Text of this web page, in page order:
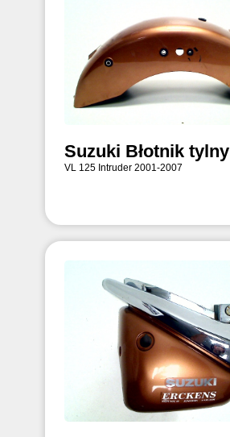
Suzuki Błotnik tylny
VL 125 Intruder 2001-2007